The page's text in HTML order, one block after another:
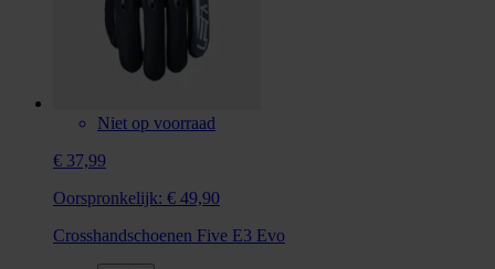
Niet op voorraad
€ 37,99
Oorspronkelijk: € 49,90
Crosshandschoenen Five E3 Evo